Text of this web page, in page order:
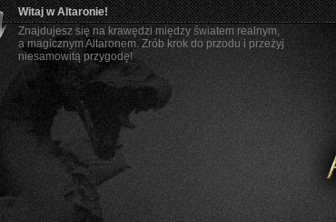
Witaj w Altaronie!
Znajdujesz się na krawędzi między światem realnym,
a magicznym Altaronem. Zrób krok do przodu i przeżyj
niesamowitą przygodę!